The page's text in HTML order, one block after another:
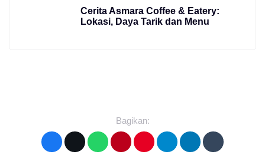
Cerita Asmara Coffee & Eatery:
Lokasi, Daya Tarik dan Menu
Bagikan: